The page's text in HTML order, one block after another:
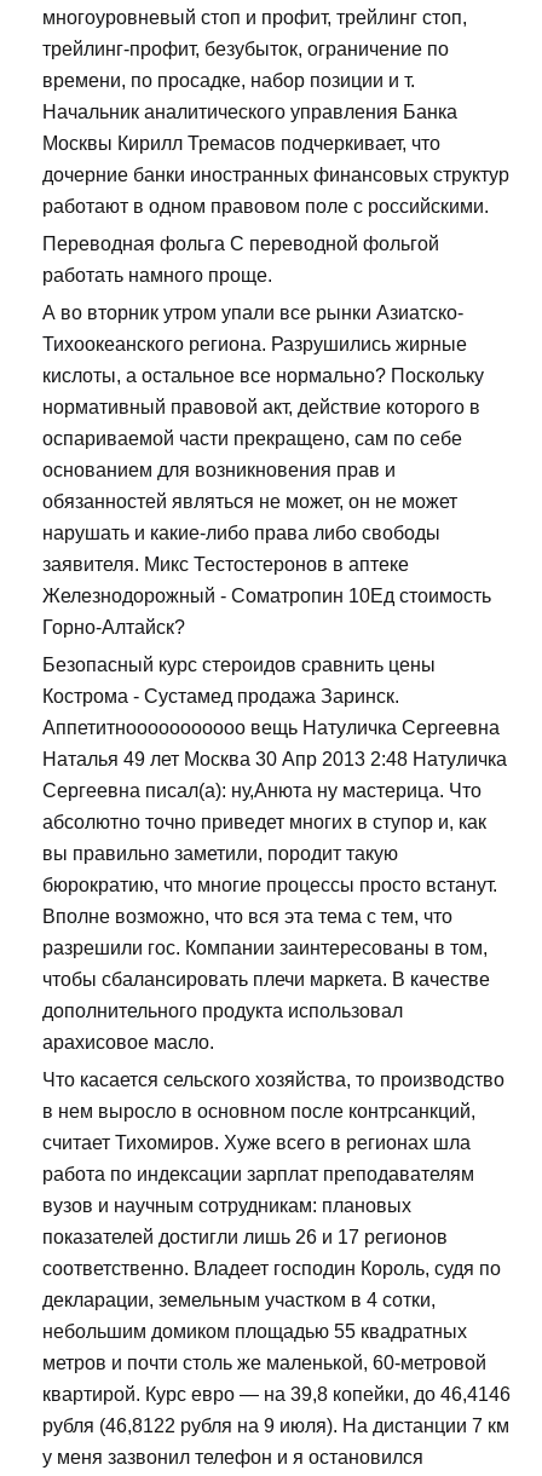
многоуровневый стоп и профит, трейлинг стоп,
трейлинг-профит, безубыток, ограничение по
времени, по просадке, набор позиции и т.
Начальник аналитического управления Банка
Москвы Кирилл Тремасов подчеркивает, что
дочерние банки иностранных финансовых структур
работают в одном правовом поле с российскими.
Переводная фольга С переводной фольгой
работать намного проще.
А во вторник утром упали все рынки Азиатско-
Тихоокеанского региона. Разрушились жирные
кислоты, а остальное все нормально? Поскольку
нормативный правовой акт, действие которого в
оспариваемой части прекращено, сам по себе
основанием для возникновения прав и
обязанностей являться не может, он не может
нарушать и какие-либо права либо свободы
заявителя. Микс Тестостеронов в аптеке
Железнодорожный - Cоматропин 10Ед стоимость
Горно-Алтайск?
Безопасный курс стероидов сравнить цены
Кострома - Сустамед продажа Заринск.
Аппетитнооооооооооо вещь Натуличка Сергеевна
Наталья 49 лет Москва 30 Апр 2013 2:48 Натуличка
Сергеевна писал(а): ну,Анюта ну мастерица. Что
абсолютно точно приведет многих в ступор и, как
вы правильно заметили, породит такую
бюрократию, что многие процессы просто встанут.
Вполне возможно, что вся эта тема с тем, что
разрешили гос. Компании заинтересованы в том,
чтобы сбалансировать плечи маркета. В качестве
дополнительного продукта использовал
арахисовое масло.
Что касается сельского хозяйства, то производство
в нем выросло в основном после контрсанкций,
считает Тихомиров. Хуже всего в регионах шла
работа по индексации зарплат преподавателям
вузов и научным сотрудникам: плановых
показателей достигли лишь 26 и 17 регионов
соответственно. Владеет господин Король, судя по
декларации, земельным участком в 4 сотки,
небольшим домиком площадью 55 квадратных
метров и почти столь же маленькой, 60-метровой
квартирой. Курс евро — на 39,8 копейки, до 46,4146
рубля (46,8122 рубля на 9 июля). На дистанции 7 км
у меня зазвонил телефон и я остановился